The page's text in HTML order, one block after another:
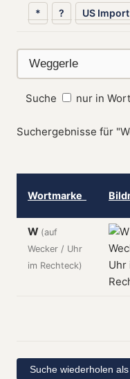
* ? US
Suche nur in
Suchergebnisse für
Wortmarke
W (auf
Wecker / Uhr
im Rechteck)